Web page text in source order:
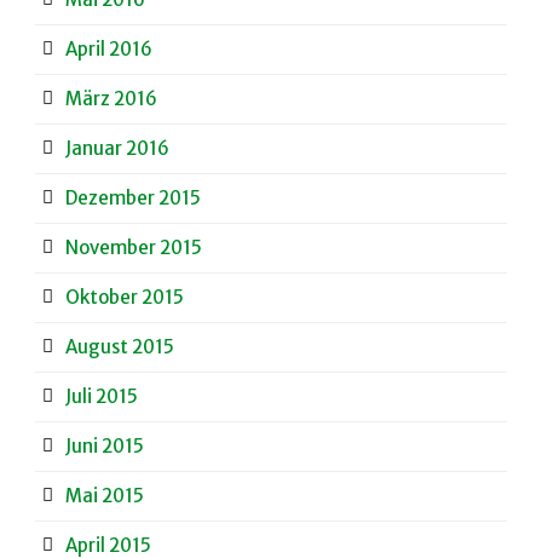
April 2016
März 2016
Januar 2016
Dezember 2015
November 2015
Oktober 2015
August 2015
Juli 2015
Juni 2015
Mai 2015
April 2015